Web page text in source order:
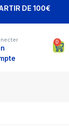
DE 100€
0